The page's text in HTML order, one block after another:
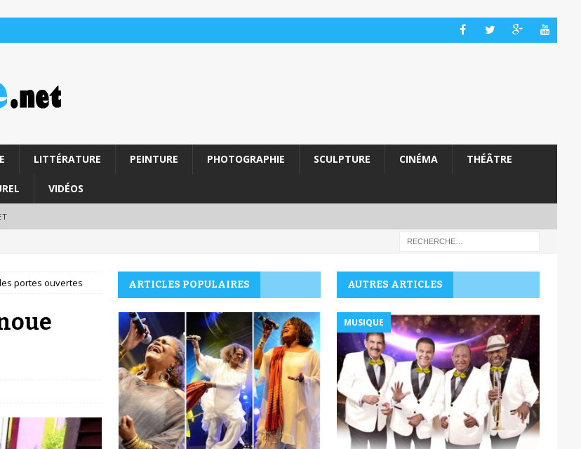
LITTÉRATURE PEINTURE PHOTOGRAPHIE SCULPTURE CINÉMA THÉÂTRE
VIDÉOS
portes ouvertes ARTICLES POPULAIRES AUTRES ARTICLES
MUSIQUE